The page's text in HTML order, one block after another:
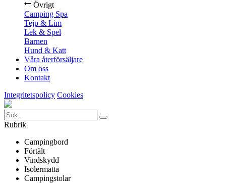
Övrigt
Camping Spa
Tejp & Lim
Lek & Spel
Barnen
Hund & Katt
Våra återförsäljare
Om oss
Kontakt
Integritetspolicy Cookies
Rubrik
Campingbord
Förtält
Vindskydd
Isolermatta
Campingstolar